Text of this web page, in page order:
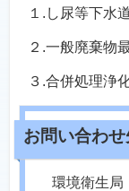
１.し尿等下水
２.一般廃棄物
３.合併処理浄
環境衛生